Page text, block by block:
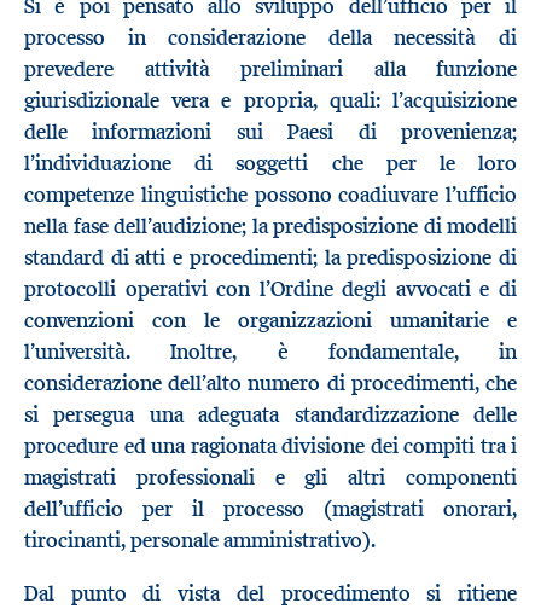
Si è poi pensato allo sviluppo dell’ufficio per il
processo in considerazione della necessità di
prevedere attività preliminari alla funzione
giurisdizionale vera e propria, quali: l’acquisizione
delle informazioni sui Paesi di provenienza;
l’individuazione di soggetti che per le loro
competenze linguistiche possono coadiuvare l’ufficio
nella fase dell’audizione; la predisposizione di modelli
standard di atti e procedimenti; la predisposizione di
protocolli operativi con l’Ordine degli avvocati e di
convenzioni con le organizzazioni umanitarie e
l’università. Inoltre, è fondamentale, in
considerazione dell’alto numero di procedimenti, che
si persegua una adeguata standardizzazione delle
procedure ed una ragionata divisione dei compiti tra i
magistrati professionali e gli altri componenti
dell’ufficio per il processo (magistrati onorari,
tirocinanti, personale amministrativo).
Dal punto di vista del procedimento si ritiene